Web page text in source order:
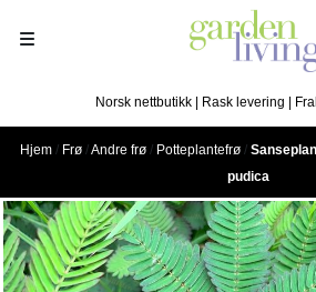
Norsk nettbutikk | Rask levering |
Hjem / Frø /Andre frø / Potteplantefrø /
pudica